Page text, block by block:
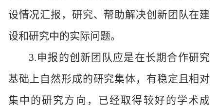
设情况汇报，研究、帮助解决创新团队在建
设和研究中的实际问题。
3.申报的创新团队应是在长期合作研究
基础上自然形成的研究集体，有稳定且相对
集中的研究方向，已经取得较好的学术成